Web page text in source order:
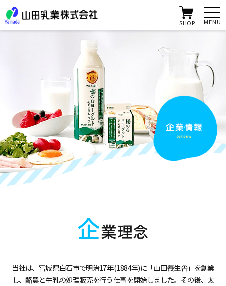
SHOP MENU
企業理念
当社は、宮城県白石市で明治17年(1884年)に「山田養生舎」を創業
し、酪農と牛乳の処理販売を行う仕事を開始しました。その後、太